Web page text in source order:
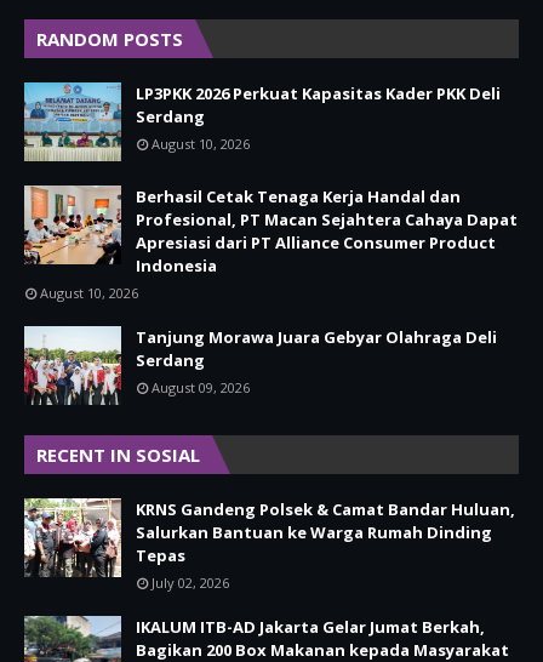
RANDOM POSTS
LP3PKK 2026 Perkuat Kapasitas Kader PKK Deli
Serdang
August 10, 2026
Berhasil Cetak Tenaga Kerja Handal dan
Profesional, PT Macan Sejahtera Cahaya Dapat
Apresiasi dari PT Alliance Consumer Product
Indonesia
August 10, 2026
Tanjung Morawa Juara Gebyar Olahraga Deli
Serdang
August 09, 2026
RECENT IN SOSIAL
KRNS Gandeng Polsek & Camat Bandar Huluan,
Salurkan Bantuan ke Warga Rumah Dinding
Tepas
July 02, 2026
IKALUM ITB-AD Jakarta Gelar Jumat Berkah,
Bagikan 200 Box Makanan kepada Masyarakat